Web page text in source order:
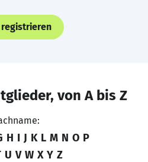
registrieren
von A bis Z
H I J K L M N O P
U V W X Y Z